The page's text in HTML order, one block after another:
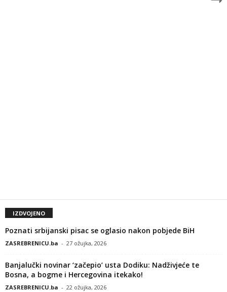
IZDVOJENO
Poznati srbijanski pisac se oglasio nakon pobjede BiH
ZASREBRENICU.ba - 27 ožujka, 2026
Banjalučki novinar ‘začepio’ usta Dodiku: Nadživjeće te
Bosna, a bogme i Hercegovina itekako!
ZASREBRENICU.ba - 22 ožujka, 2026